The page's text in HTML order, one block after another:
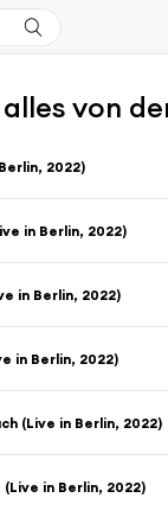
von
2022)
in Berlin, 2022)
in Berlin, 2022)
in Berlin, 2022)
(Live in Berlin, 2022)
in Berlin, 2022)